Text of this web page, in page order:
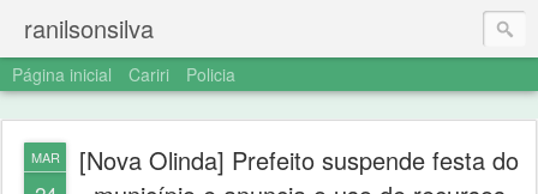
ranilsonsilva
Página inicial Cariri Policia
MAR
[Nova Olinda] Prefeito suspende festa do